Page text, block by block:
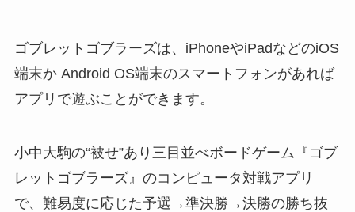
ゴブレットゴブラーズは、iPhoneやiPadなどのiOS
端末か Android OS端末のスマートフォンがあれば
アプリで遊ぶことができます。
小中大駒の“被せ”あり三目並べボードゲーム『ゴブ
レットゴブラーズ』のコンピュータ対戦アプリ
で、難易度に応じた予選→準決勝→決勝の勝ち抜